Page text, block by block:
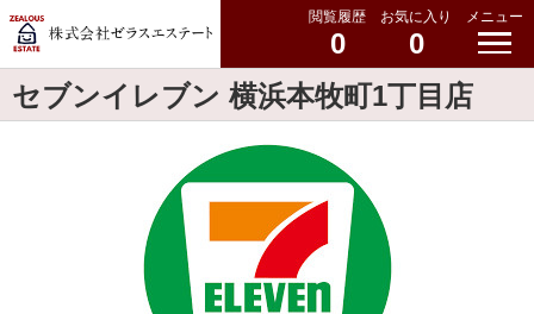
閲覧履歴
0
お気に入り
0
メニュー
セブンイレブン 横浜本牧町1丁目店